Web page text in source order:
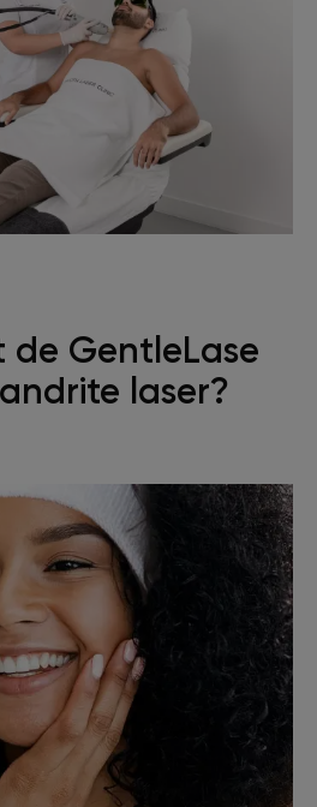
de GentleLase
laser?